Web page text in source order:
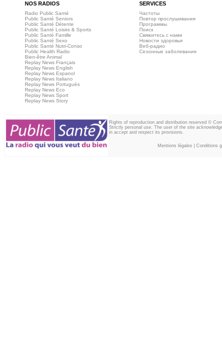
NOS RADIOS SERVICES
Radio Public Santé
Public Santé Seniors
Public Santé Détente
Public Santé Loisirs & Sports
Public Santé Famille
Public Santé Sexo
Public Santé Nutri-Conso
Public Health Radio
Bien-être Animal
Replay News Français
Replay News English
Replay News Espanol
Replay News Italiano
Replay News Portuguès
Replay News Eco
Replay News Sport
Replay News Story
Частоты
Повтор прослушивания
Программы
Поиск
Свяжитесь с нами
Новости здоровья
Веб‑радио
Сезонные заболевания
Rights of reproduction and distribution reserved ©
Strictly personal use. The user of the site
in accept and respect its provisions.
Mentions légales Conditions